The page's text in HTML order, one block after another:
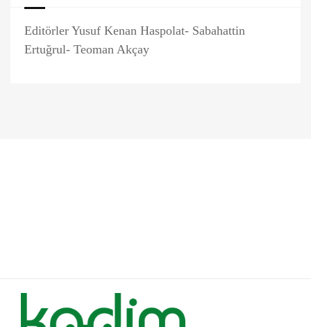
Editörler Yusuf Kenan Haspolat- Sabahattin
Ertuğrul- Teoman Akçay